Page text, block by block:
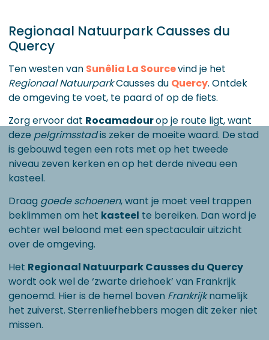
Regionaal Natuurpark Causses du
Quercy
Ten westen van Sunêlia La Sourcevind je het
Regionaal NatuurparkCausses du Quercy. Ontdek
de omgeving te voet, te paard of op de fiets.
Zorg ervoor dat Rocamadourop je route ligt, want
deze pelgrimsstadis zeker de moeite waard. De stad
is gebouwd tegen een rots met op het tweede
niveau zeven kerken en op het derde niveau een
kasteel.
Draag goede schoenen, want je moet veel trappen
beklimmen om het kasteel te bereiken. Dan word je
echter wel beloond met een spectaculair uitzicht
over de omgeving.
Het Regionaal Natuurpark Causses du Quercy
wordt ook wel de ‘zwarte driehoek’ van Frankrijk
genoemd. Hier is de hemel boven Frankrijknamelijk
het zuiverst. Sterrenliefhebbers mogen dit zeker niet
missen.